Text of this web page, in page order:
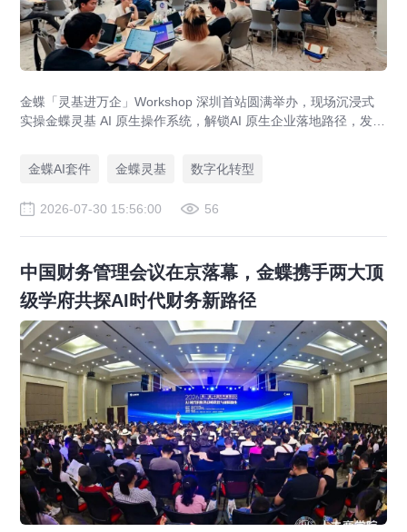
金蝶「灵基进万企」Workshop 深圳首站圆满举办，现场沉浸式
实操金蝶灵基 AI 原生操作系统，解锁AI 原生企业落地路径，发布
金蝶AI套件 金蝶灵基 数字化转型
2026-07-30 15:56:00 56
中国财务管理会议在京落幕，金蝶携手两大顶
级学府共探AI时代财务新路径